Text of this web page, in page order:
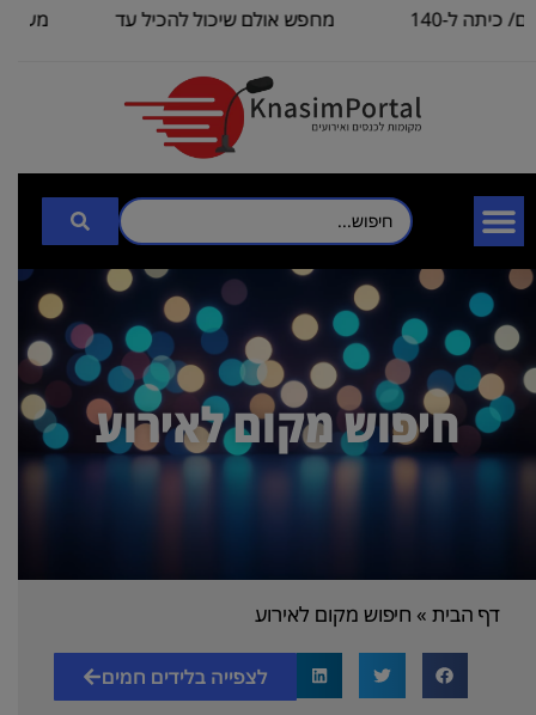
השכרת אולם/ כיתה ל-140
מחפש אולם שיכול להכיל עד
מעוניינת
חיפוש מקום לאירוע
דף הבית » חיפוש מקום לאירוע
לצפייה בלידים חמים